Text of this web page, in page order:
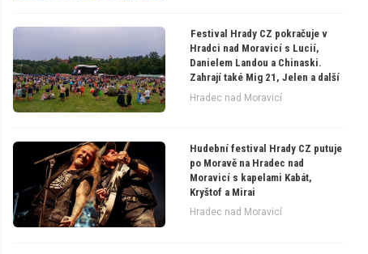
Festival Hrady CZ pokračuje v
Hradci nad Moravicí s Lucií,
Danielem Landou a Chinaski.
Zahrají také Mig 21, Jelen a další
Hradec nad Moravicí
Hudební festival Hrady CZ putuje
po Moravě na Hradec nad
Moravicí s kapelami Kabát,
Kryštof a Mirai
Hradec nad Moravicí